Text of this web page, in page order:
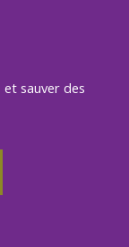
et sauver des